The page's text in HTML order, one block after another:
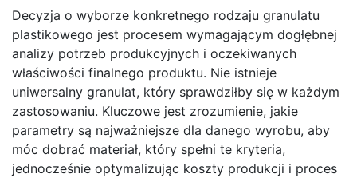
Decyzja o wyborze konkretnego rodzaju granulatu
plastikowego jest procesem wymagającym dogłębnej
analizy potrzeb produkcyjnych i oczekiwanych
właściwości finalnego produktu. Nie istnieje
uniwersalny granulat, który sprawdziłby się w każdym
zastosowaniu. Kluczowe jest zrozumienie, jakie
parametry są najważniejsze dla danego wyrobu, aby
móc dobrać materiał, który spełni te kryteria,
jednocześnie optymalizując koszty produkcji i proces